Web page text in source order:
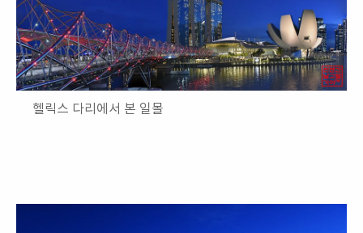
헬릭스 다리에서 본 일몰